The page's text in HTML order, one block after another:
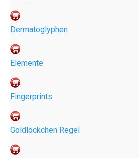
Dermatoglyphen
Elemente
Fingerprints
Goldlöckchen Regel